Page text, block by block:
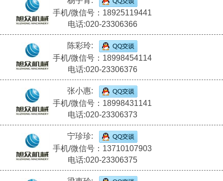
手机/微信号：18925119441
电话:020-23306366
陈彩玲:
手机/微信号：18998454114
电话:020-23306376
张小惠:
手机/微信号：18998431141
电话:020-23306373
宁珍珍:
手机/微信号：13710107903
电话:020-23306375